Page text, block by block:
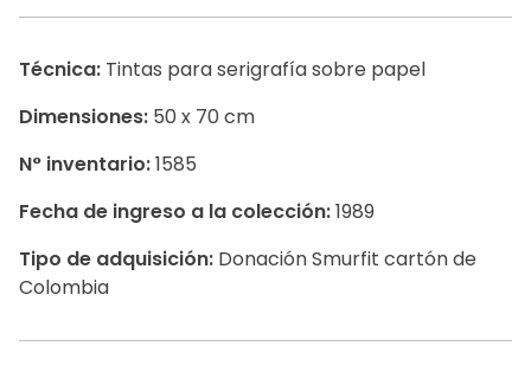
Técnica: Tintas para serigrafía sobre papel
Dimensiones: 50 x 70 cm
N° inventario:1585
Fecha de ingreso a la colección:1989
Tipo de adquisición: Donación Smurfit cartón de
Colombia